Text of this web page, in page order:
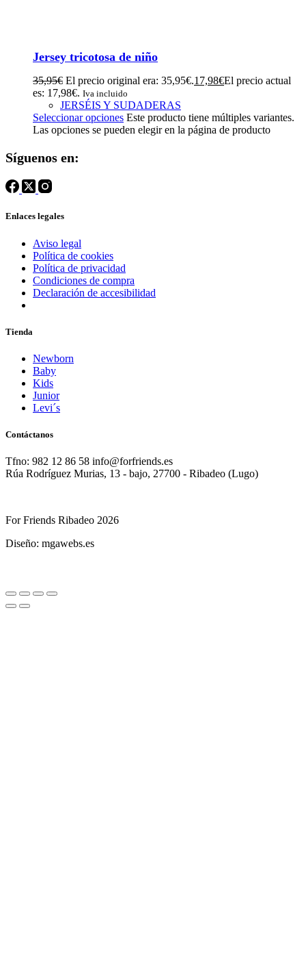
Jersey tricotosa de niño
35,95€ El precio original era: 35,95€.17,98€El precio actual
es: 17,98€. Iva incluido
JERSÉIS Y SUDADERAS
Seleccionar opciones Este producto tiene múltiples variantes.
Las opciones se pueden elegir en la página de producto
Síguenos en:
Enlaces legales
Aviso legal
Política de cookies
Política de privacidad
Condiciones de compra
Declaración de accesibilidad
Tienda
Newborn
Baby
Kids
Junior
Levi´s
Contáctanos
Tfno: 982 12 86 58 info@forfriends.es
Rúa Rodríguez Murias, 13 - bajo, 27700 - Ribadeo (Lugo)
For Friends Ribadeo 2026
Diseño: mgawebs.es